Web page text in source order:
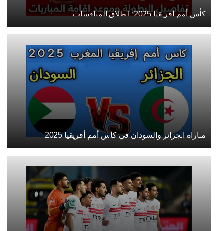
كأس أمم أفريقيا 2025: انطلاق المنافسات
مباراة الجزائر والسودان في كأس أمم أفريقيا 2025